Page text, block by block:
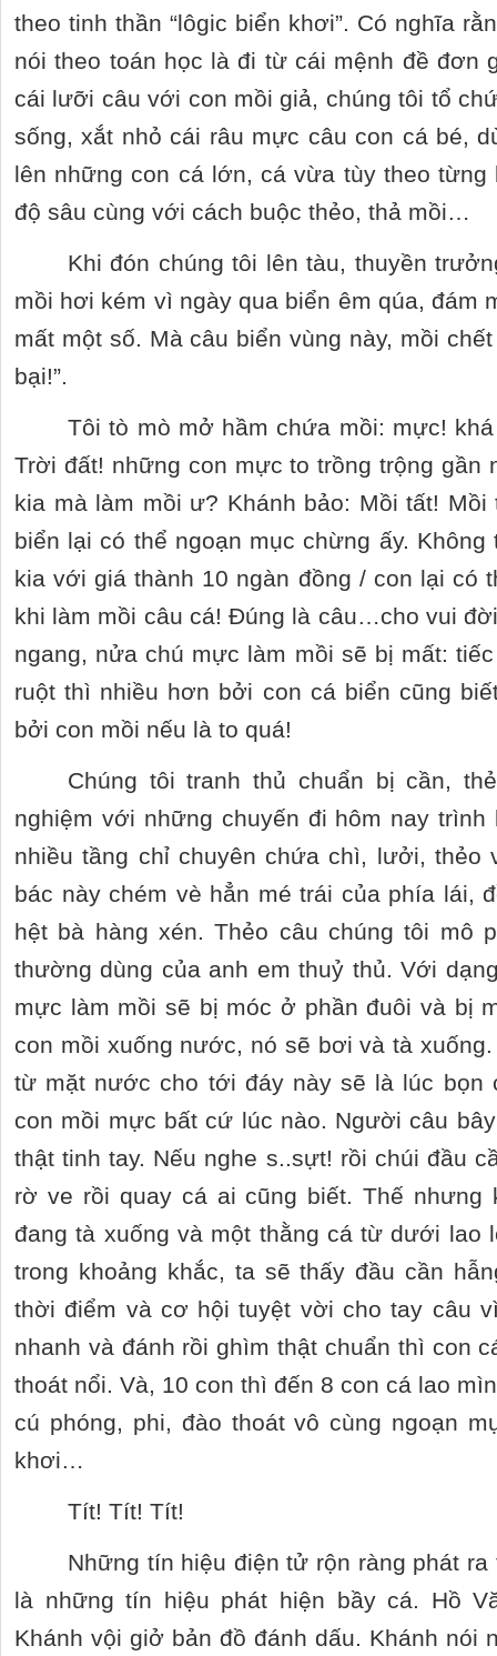
theo tinh thần “lôgic biển khơi”. Có nghĩa
nói theo toán học là đi từ cái mệnh đề đơn
cái lưỡi câu với con mồi giả, chúng tôi tổ
sống, xắt nhỏ cái râu mực câu con cá bé,
lên những con cá lớn, cá vừa tùy theo
độ sâu cùng với cách buộc thẻo, thả mồi…
Khi đón chúng tôi lên tàu, thuyền
mồi hơi kém vì ngày qua biển êm qúa, đám
mất một số. Mà câu biển vùng này, mồi
bại!”.
Tôi tò mò mở hầm chứa mồi: mực!
Trời đất! những con mực to trồng trộng gần
kia mà làm mồi ư? Khánh bảo: Mồi tất!
biển lại có thể ngoạn mục chừng ấy.
kia với giá thành 10 ngàn đồng / con lại có
khi làm mồi câu cá! Đúng là câu…cho vui
ngang, nửa chú mực làm mồi sẽ bị mất:
ruột thì nhiều hơn bởi con cá biển cũng
bởi con mồi nếu là to quá!
Chúng tôi tranh thủ chuẩn bị cần,
nghiệm với những chuyến đi hôm nay trình
nhiều tầng chỉ chuyên chứa chì, lưởi, thẻo
bác này chém vè hẳn mé trái của phía lái,
hệt bà hàng xén. Thẻo câu chúng tôi mô
thường dùng của anh em thuỷ thủ. Với
mực làm mồi sẽ bị móc ở phần đuôi và bị
con mồi xuống nước, nó sẽ bơi và tà
từ mặt nước cho tới đáy này sẽ là lúc bọn
con mồi mực bất cứ lúc nào. Người câu
thật tinh tay. Nếu nghe s..sựt! rồi chúi đầu
rờ ve rồi quay cá ai cũng biết. Thế nhưng
đang tà xuống và một thằng cá từ dưới lao
trong khoảng khắc, ta sẽ thấy đầu cần
thời điểm và cơ hội tuyệt vời cho tay câu
nhanh và đánh rồi ghìm thật chuẩn thì con
thoát nổi. Và, 10 con thì đến 8 con cá lao
cú phóng, phi, đào thoát vô cùng ngoạn
khơi…
Tít! Tít! Tít!
Những tín hiệu điện tử rộn ràng phát
là những tín hiệu phát hiện bầy cá. Hồ
Khánh vội giở bản đồ đánh dấu. Khánh nói